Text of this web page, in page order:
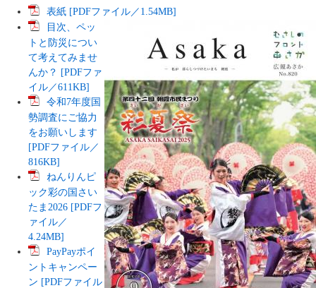
表紙 [PDFファイル／1.54MB]
目次、ペッ
トと防災につい
て考えてみませ
んか？ [PDFファ
イル／611KB]
令和7年度国
勢調査にご協力
をお願いします
[PDFファイル／
816KB]
ねんりんピ
ック彩の国さい
たま2026 [PDFフ
ァイル／
4.24MB]
PayPayポイ
ントキャンペー
ン [PDFファイル